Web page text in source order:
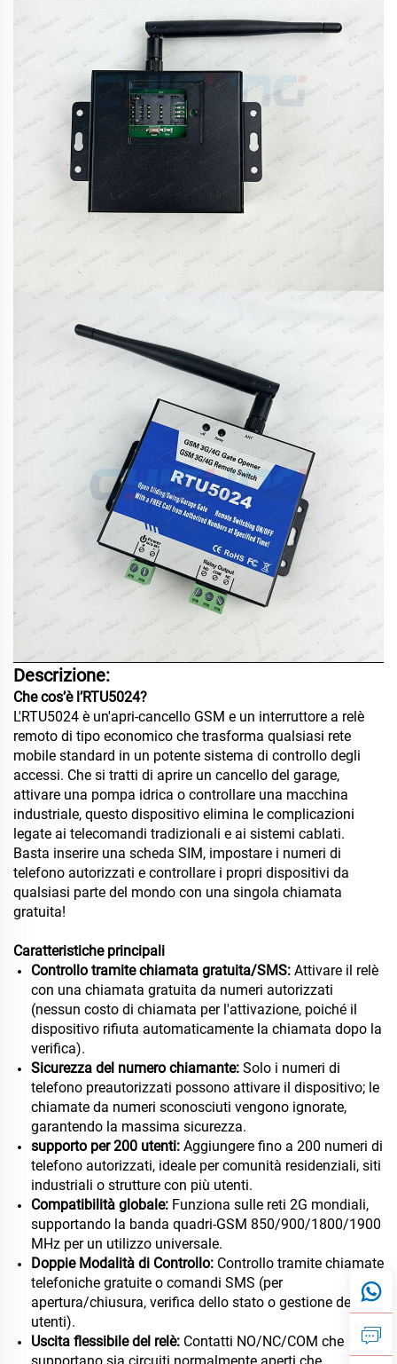
Descrizione:
Che cos’è l’RTU5024?
L'RTU5024 è un'apri-cancello GSM e un interruttore a relè
remoto di tipo economico che trasforma qualsiasi rete
mobile standard in un potente sistema di controllo degli
accessi. Che si tratti di aprire un cancello del garage,
attivare una pompa idrica o controllare una macchina
industriale, questo dispositivo elimina le complicazioni
legate ai telecomandi tradizionali e ai sistemi cablati.
Basta inserire una scheda SIM, impostare i numeri di
telefono autorizzati e controllare i propri dispositivi da
qualsiasi parte del mondo con una singola chiamata
gratuita!
Caratteristiche principali
Controllo tramite chiamata gratuita/SMS: Attivare il relè
con una chiamata gratuita da numeri autorizzati
(nessun costo di chiamata per l'attivazione, poiché il
dispositivo rifiuta automaticamente la chiamata dopo la
verifica).
Sicurezza del numero chiamante: Solo i numeri di
telefono preautorizzati possono attivare il dispositivo; le
chiamate da numeri sconosciuti vengono ignorate,
garantendo la massima sicurezza.
supporto per 200 utenti: Aggiungere fino a 200 numeri di
telefono autorizzati, ideale per comunità residenziali, siti
industriali o strutture con più utenti.
Compatibilità globale: Funziona sulle reti 2G mondiali,
supportando la banda quadri-GSM 850/900/1800/1900
MHz per un utilizzo universale.
Doppie Modalità di Controllo: Controllo tramite chiamate
telefoniche gratuite o comandi SMS (per
apertura/chiusura, verifica dello stato o gestione degli
utenti).
Uscita flessibile del relè: Contatti NO/NC/COM che